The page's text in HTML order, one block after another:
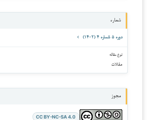
شماره
دوره ۵ شماره ۴ (۱۴۰۲)
نوع مقاله
مقالات
مجوز
CC BY-NC-SA 4.0